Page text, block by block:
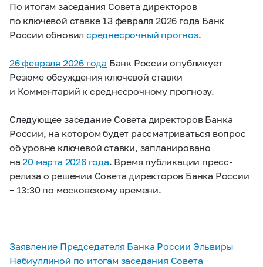
По итогам заседания Совета директоров
по ключевой ставке 13 февраля 2026 года Банк
России обновилсреднесрочный прогноз.
26 февраля 2026 года Банк России опубликует
Резюме обсуждения ключевой ставки
и Комментарий к среднесрочному прогнозу.
Следующее заседание Совета директоров Банка
России, на котором будет рассматриваться вопрос
об уровне ключевой ставки, запланировано
на20 марта 2026 года. Время публикации пресс-
релиза о решении Совета директоров Банка России
– 13:30 по московскому времени.
Заявление Председателя Банка России Эльвиры
Набиуллиной по итогам заседания Совета